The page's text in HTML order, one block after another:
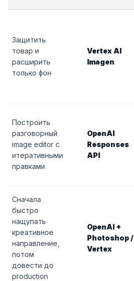
Защитить
товар и
расширить
только фон
Vertex AI
Imagen
Построить
разговорный
image editor с
итеративными
правками
OpenAI
Responses
API
Сначала
быстро
нащупать
креативное
направление,
потом
довести до
production
OpenAI +
Photoshop /
Vertex